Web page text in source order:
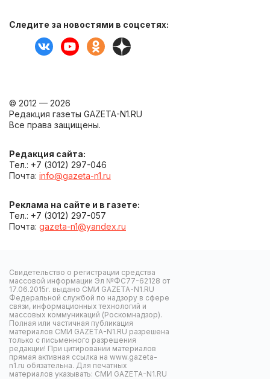
Следите за новостями в соцсетях:
© 2012 — 2026
Редакция газеты GAZETA-N1.RU
Все права защищены.
Редакция сайта:
Тел.: +7 (3012) 297-046
Почта: info@gazeta-n1.ru
Реклама на сайте и в газете:
Тел.: +7 (3012) 297-057
Почта: gazeta-n1@yandex.ru
Свидетельство о регистрации средства
массовой информации Эл №ФС77-62128 от
17.06.2015г. выдано СМИ GAZETA-N1.RU
Федеральной службой по надзору в сфере
связи, информационных технологий и
массовых коммуникаций (Роскомнадзор).
Полная или частичная публикация
материалов СМИ GAZETA-N1.RU разрешена
только с письменного разрешения
редакции! При цитировании материалов
прямая активная ссылка на www.gazeta-
n1.ru обязательна. Для печатных
материалов указывать: СМИ GAZETA-N1.RU